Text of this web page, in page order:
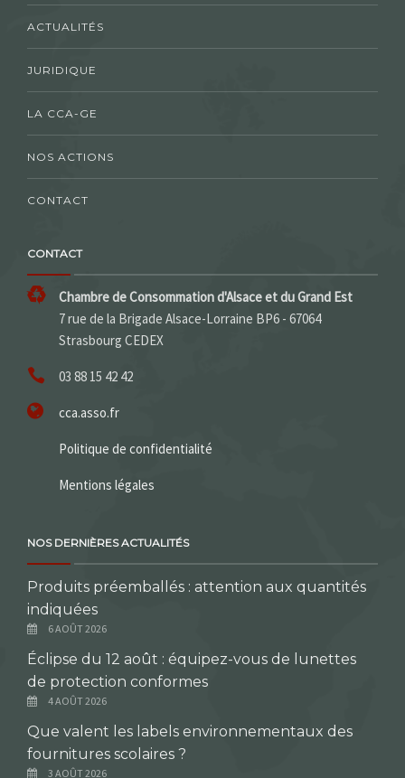
ACTUALITÉS
JURIDIQUE
LA CCA-GE
NOS ACTIONS
CONTACT
CONTACT
Chambre de Consommation d'Alsace et du Grand Est
7 rue de la Brigade Alsace-Lorraine BP6 - 67064
Strasbourg CEDEX
03 88 15 42 42
cca.asso.fr
Politique de confidentialité
Mentions légales
NOS DERNIÈRES ACTUALITÉS
Produits préemballés : attention aux quantités
indiquées
6 AOÛT 2026
Éclipse du 12 août : équipez-vous de lunettes
de protection conformes
4 AOÛT 2026
Que valent les labels environnementaux des
fournitures scolaires ?
3 AOÛT 2026